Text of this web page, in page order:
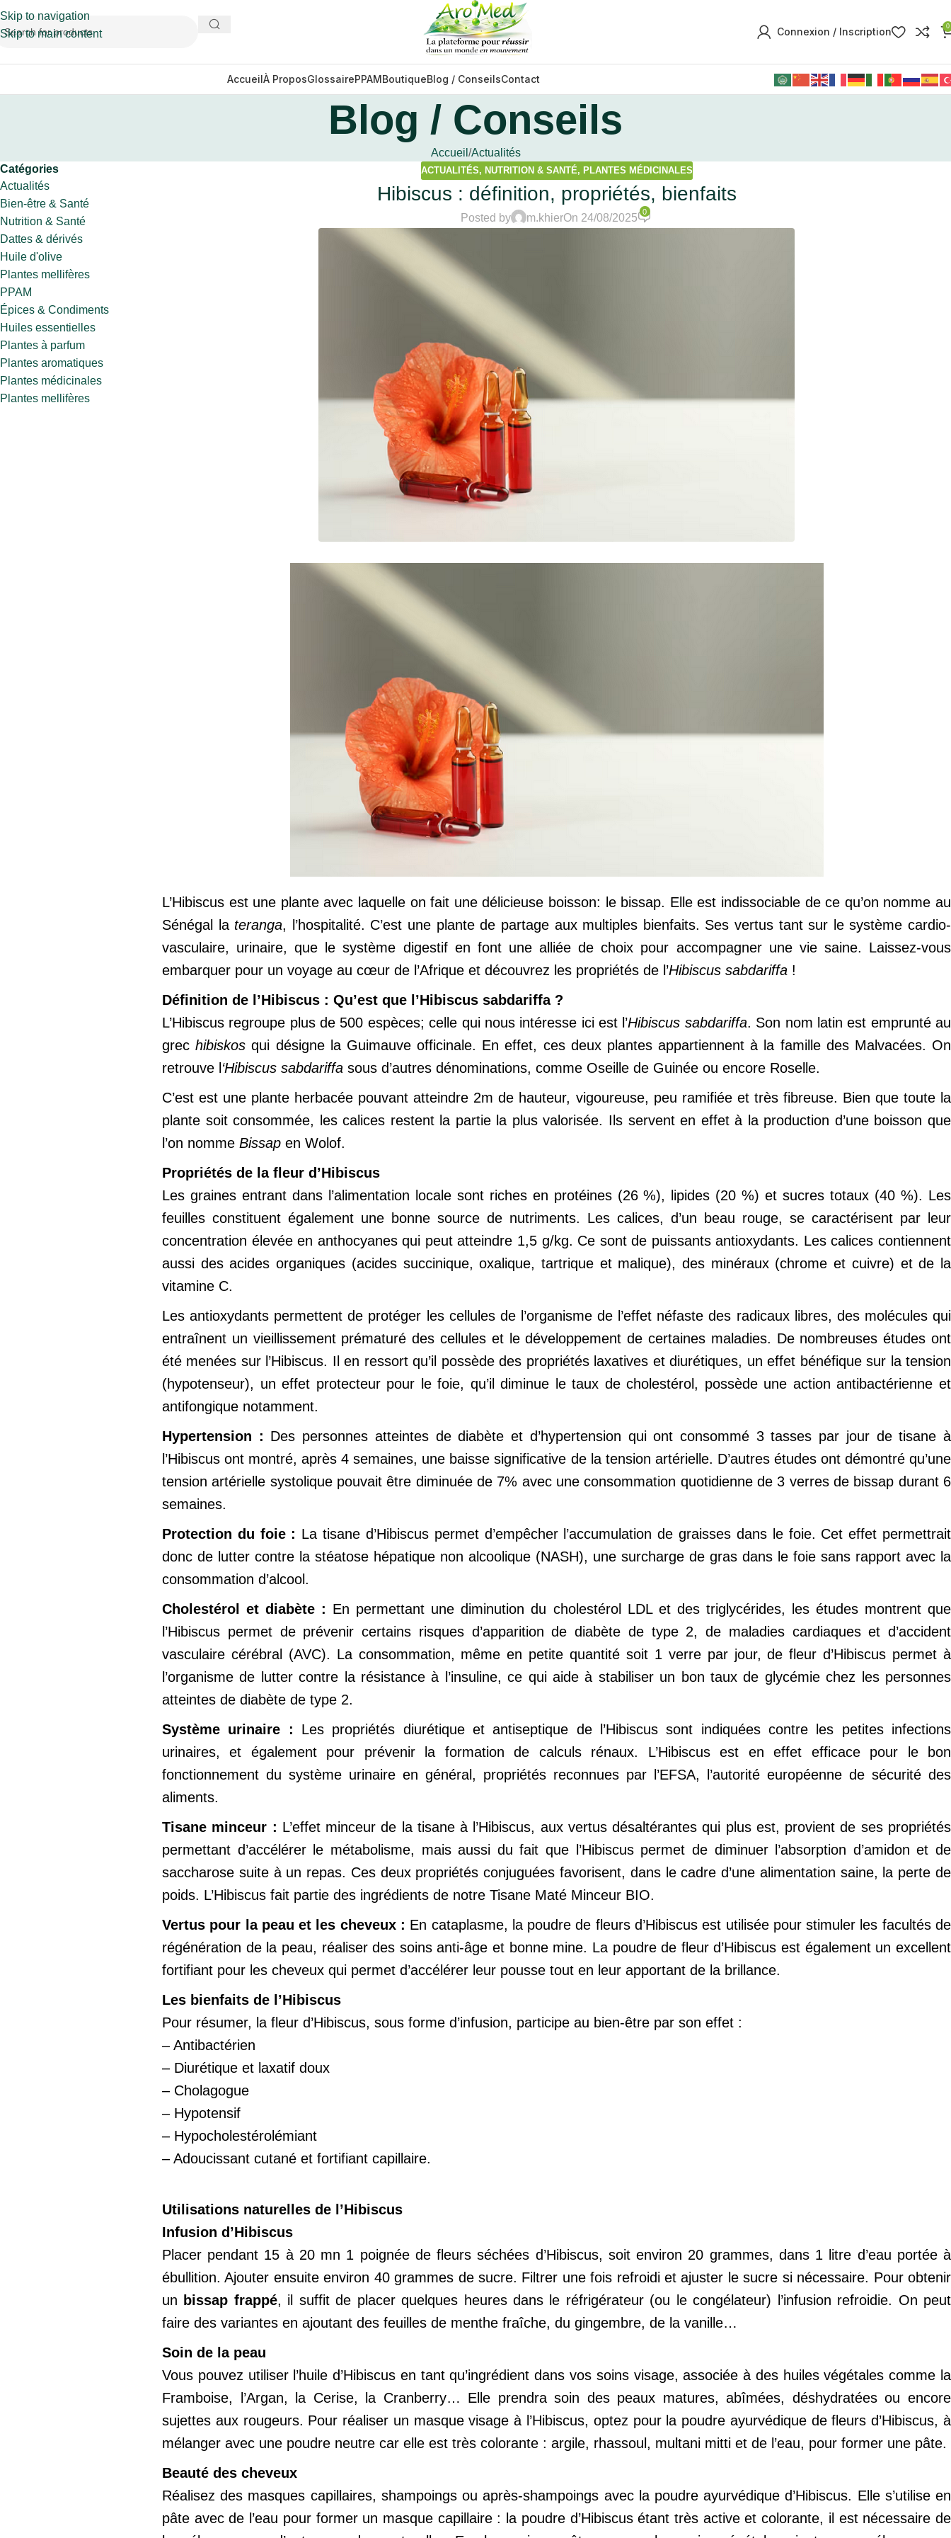
Skip to navigation
Skip to main content
Connexion / Inscription 0
AccueilÀ ProposGlossairePPAMBoutiqueBlog / ConseilsContact
Blog / Conseils
Accueil Actualités
Catégories
Actualités
Bien-être & Santé
Nutrition & Santé
Dattes & dérivés
Huile d'olive
Plantes mellifères
PPAM
Épices & Condiments
Huiles essentielles
Plantes à parfum
Plantes aromatiques
Plantes médicinales
Plantes mellifères
ACTUALITÉS, NUTRITION & SANTÉ, PLANTES MÉDICINALES
Hibiscus : définition, propriétés, bienfaits
Posted by m.khierOn 24/08/2025
0
L’Hibiscus est une plante avec laquelle on fait une délicieuse boisson: le bissap. Elle est indissociable de ce qu’on nomme au
Sénégal la teranga, l’hospitalité. C’est une plante de partage aux multiples bienfaits. Ses vertus tant sur le système cardio-
vasculaire, urinaire, que le système digestif en font une alliée de choix pour accompagner une vie saine. Laissez-vous
embarquer pour un voyage au cœur de l’Afrique et découvrez les propriétés de l’Hibiscus sabdariffa !
Définition de l’Hibiscus : Qu’est que l’Hibiscus sabdariffa ?
L’Hibiscus regroupe plus de 500 espèces; celle qui nous intéresse ici est l’Hibiscus sabdariffa. Son nom latin est emprunté au
grechibiskos qui désigne la Guimauve officinale. En effet, ces deux plantes appartiennent à la famille des Malvacées. On
retrouve l ‘Hibiscus sabdariffa sous d’autres dénominations, comme Oseille de Guinée ou encore Roselle.
C’est est une plante herbacée pouvant atteindre 2m de hauteur, vigoureuse, peu ramifiée et très fibreuse. Bien que toute la
plante soit consommée, les calices restent la partie la plus valorisée. Ils servent en effet à la production d’une boisson que
l’on nomme Bissap en Wolof.
Propriétés de la fleur d’Hibiscus
Les graines entrant dans l’alimentation locale sont riches en protéines (26 %), lipides (20 %) et sucres totaux (40 %). Les
feuilles constituent également une bonne source de nutriments. Les calices, d’un beau rouge, se caractérisent par leur
concentration élevée en anthocyanes qui peut atteindre 1,5 g/kg. Ce sont de puissants antioxydants. Les calices contiennent
aussi des acides organiques (acides succinique, oxalique, tartrique et malique), des minéraux (chrome et cuivre) et de la
vitamine C.
Les antioxydants permettent de protéger les cellules de l’organisme de l’effet néfaste des radicaux libres, des molécules qui
entraînent un vieillissement prématuré des cellules et le développement de certaines maladies. De nombreuses études ont
été menées sur l’Hibiscus. Il en ressort qu’il possède des propriétés laxatives et diurétiques, un effet bénéfique sur la tension
(hypotenseur), un effet protecteur pour le foie, qu’il diminue le taux de cholestérol, possède une action antibactérienne et
antifongique notamment.
Hypertension : Des personnes atteintes de diabète et d’hypertension qui ont consommé 3 tasses par jour de tisane à
l’Hibiscus ont montré, après 4 semaines, une baisse significative de la tension artérielle. D’autres études ont démontré qu’une
tension artérielle systolique pouvait être diminuée de 7% avec une consommation quotidienne de 3 verres de bissap durant 6
semaines.
Protection du foie : La tisane d’Hibiscus permet d’empêcher l’accumulation de graisses dans le foie. Cet effet permettrait
donc de lutter contre la stéatose hépatique non alcoolique (NASH), une surcharge de gras dans le foie sans rapport avec la
consommation d’alcool.
Cholestérol et diabète : En permettant une diminution du cholestérol LDL et des triglycérides, les études montrent que
l’Hibiscus permet de prévenir certains risques d’apparition de diabète de type 2, de maladies cardiaques et d’accident
vasculaire cérébral (AVC). La consommation, même en petite quantité soit 1 verre par jour, de fleur d’Hibiscus permet à
l’organisme de lutter contre la résistance à l’insuline, ce qui aide à stabiliser un bon taux de glycémie chez les personnes
atteintes de diabète de type 2.
Système urinaire : Les propriétés diurétique et antiseptique de l’Hibiscus sont indiquées contre les petites infections
urinaires, et également pour prévenir la formation de calculs rénaux. L’Hibiscus est en effet efficace pour le bon
fonctionnement du système urinaire en général, propriétés reconnues par l’EFSA, l’autorité européenne de sécurité des
aliments.
Tisane minceur : L’effet minceur de la tisane à l’Hibiscus, aux vertus désaltérantes qui plus est, provient de ses propriétés
permettant d’accélérer le métabolisme, mais aussi du fait que l’Hibiscus permet de diminuer l’absorption d’amidon et de
saccharose suite à un repas. Ces deux propriétés conjuguées favorisent, dans le cadre d’une alimentation saine, la perte de
poids. L’Hibiscus fait partie des ingrédients de notre Tisane Maté Minceur BIO.
Vertus pour la peau et les cheveux : En cataplasme, la poudre de fleurs d’Hibiscus est utilisée pour stimuler les facultés de
régénération de la peau, réaliser des soins anti-âge et bonne mine. La poudre de fleur d’Hibiscus est également un excellent
fortifiant pour les cheveux qui permet d’accélérer leur pousse tout en leur apportant de la brillance.
Les bienfaits de l’Hibiscus
Pour résumer, la fleur d’Hibiscus, sous forme d’infusion, participe au bien-être par son effet :
– Antibactérien
– Diurétique et laxatif doux
– Cholagogue
– Hypotensif
– Hypocholestérolémiant
– Adoucissant cutané et fortifiant capillaire.
Utilisations naturelles de l’Hibiscus
Infusion d’Hibiscus
Placer pendant 15 à 20 mn 1 poignée de fleurs séchées d’Hibiscus, soit environ 20 grammes, dans 1 litre d’eau portée à
ébullition. Ajouter ensuite environ 40 grammes de sucre. Filtrer une fois refroidi et ajuster le sucre si nécessaire. Pour obtenir
un bissap frappé, il suffit de placer quelques heures dans le réfrigérateur (ou le congélateur) l’infusion refroidie. On peut
faire des variantes en ajoutant des feuilles de menthe fraîche, du gingembre, de la vanille…
Soin de la peau
Vous pouvez utiliser l’huile d’Hibiscus en tant qu’ingrédient dans vos soins visage, associée à des huiles végétales comme la
Framboise, l’Argan, la Cerise, la Cranberry… Elle prendra soin des peaux matures, abîmées, déshydratées ou encore
sujettes aux rougeurs. Pour réaliser un masque visage à l’Hibiscus, optez pour la poudre ayurvédique de fleurs d’Hibiscus, à
mélanger avec une poudre neutre car elle est très colorante : argile, rhassoul, multani mitti et de l’eau, pour former une pâte.
Beauté des cheveux
Réalisez des masques capillaires, shampoings ou après-shampoings avec la poudre ayurvédique d’Hibiscus. Elle s’utilise en
pâte avec de l’eau pour former un masque capillaire : la poudre d’Hibiscus étant très active et colorante, il est nécessaire de